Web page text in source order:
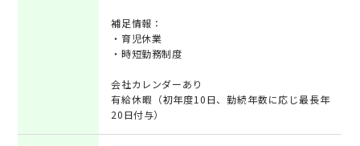
補足情報：
・育児休業
・時短勤務制度
会社カレンダーあり
有給休暇（初年度10日、勤続年数に応じ最長年
20日付与）